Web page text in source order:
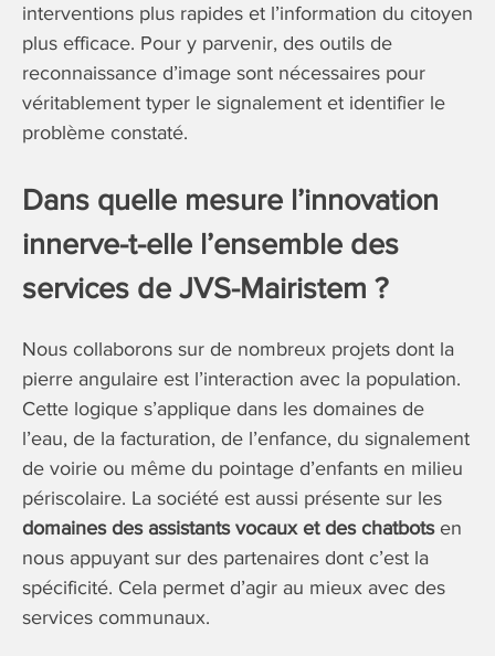
interventions plus rapides et l’information du citoyen
plus efficace. Pour y parvenir, des outils de
reconnaissance d’image sont nécessaires pour
véritablement typer le signalement et identifier le
problème constaté.
Dans quelle mesure l’innovation
innerve-t-elle l’ensemble des
services de JVS-Mairistem ?
Nous collaborons sur de nombreux projets dont la
pierre angulaire est l’interaction avec la population.
Cette logique s’applique dans les domaines de
l’eau, de la facturation, de l’enfance, du signalement
de voirie ou même du pointage d’enfants en milieu
périscolaire. La société est aussi présente sur les
domaines des assistants vocaux et des chatbotsen
nous appuyant sur des partenaires dont c’est la
spécificité. Cela permet d’agir au mieux avec des
services communaux.